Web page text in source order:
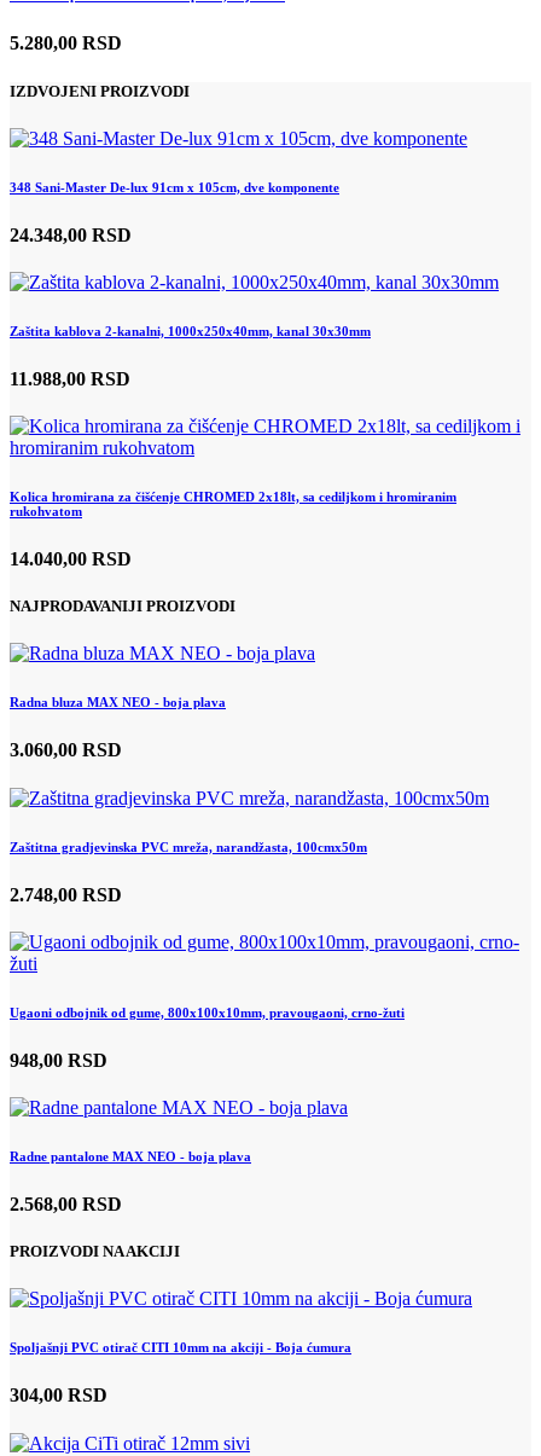
5.280,00 RSD
IZDVOJENI PROIZVODI
348 Sani-Master De-lux 91cm x 105cm, dve komponente
24.348,00 RSD
Zaštita kablova 2-kanalni, 1000x250x40mm, kanal 30x30mm
11.988,00 RSD
Kolica hromirana za čišćenje CHROMED 2x18lt, sa cediljkom i hromiranim
rukohvatom
14.040,00 RSD
NAJPRODAVANIJI PROIZVODI
Radna bluza MAX NEO - boja plava
3.060,00 RSD
Zaštitna gradjevinska PVC mreža, narandžasta, 100cmx50m
2.748,00 RSD
Ugaoni odbojnik od gume, 800x100x10mm, pravougaoni, crno-žuti
948,00 RSD
Radne pantalone MAX NEO - boja plava
2.568,00 RSD
PROIZVODI NA AKCIJI
Spoljašnji PVC otirač CITI 10mm na akciji - Boja ćumura
304,00 RSD